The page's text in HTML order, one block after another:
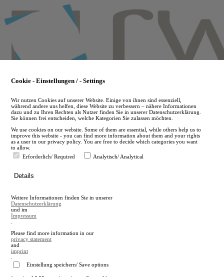
to
main
en
A
A
Cookie - Einstellungen / - Settings
Wir nutzen Cookies auf unserer Website. Einige von ihnen sind essenziell,
während andere uns helfen, diese Website zu verbessern – nähere Informationen
dazu und zu Ihren Rechten als Nutzer finden Sie in unserer Datenschutzerklärung.
Sie können frei entscheiden, welche Kategorien Sie zulassen möchten.
We use cookies on our website. Some of them are essential, while others help us to
improve this website - you can find more information about them and your rights
as a user in our privacy policy. You are free to decide which categories you want
to allow.
Erforderlich/ Required
Analytisch/ Analytical
Details
Weitere Informationen finden Sie in unserer
Datenschutzerklärung
und im
Impressum
Please find more information in our
privacy statement
and
imprint
Einstellung speichern/ Save options